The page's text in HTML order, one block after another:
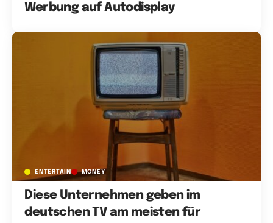
Werbung auf Autodisplay
ENTERTAIN MONEY
Diese Unternehmen geben im
deutschen TV am meisten für